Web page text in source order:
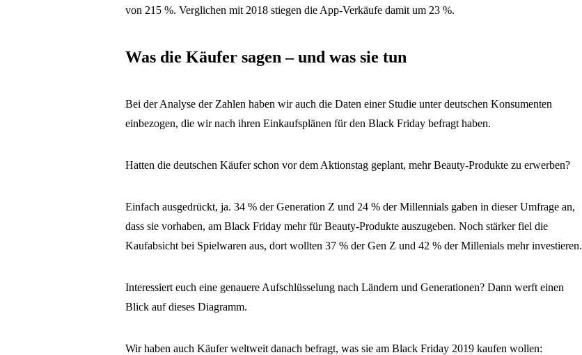
von 215 %. Verglichen mit 2018 stiegen die App-Verkäufe damit um 23 %.
Was die Käufer sagen – und was sie tun
Bei der Analyse der Zahlen haben wir auch die Daten einer Studie unter deutschen Konsumenten
einbezogen, die wir nach ihren Einkaufsplänen für den Black Friday befragt haben.
Hatten die deutschen Käufer schon vor dem Aktionstag geplant, mehr Beauty-Produkte zu erwerben?
Einfach ausgedrückt, ja. 34 % der Generation Z und 24 % der Millennials gaben in dieser Umfrage an,
dass sie vorhaben, am Black Friday mehr für Beauty-Produkte auszugeben. Noch stärker fiel die
Kaufabsicht bei Spielwaren aus, dort wollten 37 % der Gen Z und 42 % der Millenials mehr investieren.
Interessiert euch eine genauere Aufschlüsselung nach Ländern und Generationen? Dann werft einen
Blick auf dieses Diagramm.
Wir haben auch Käufer weltweit danach befragt, was sie am Black Friday 2019 kaufen wollen: